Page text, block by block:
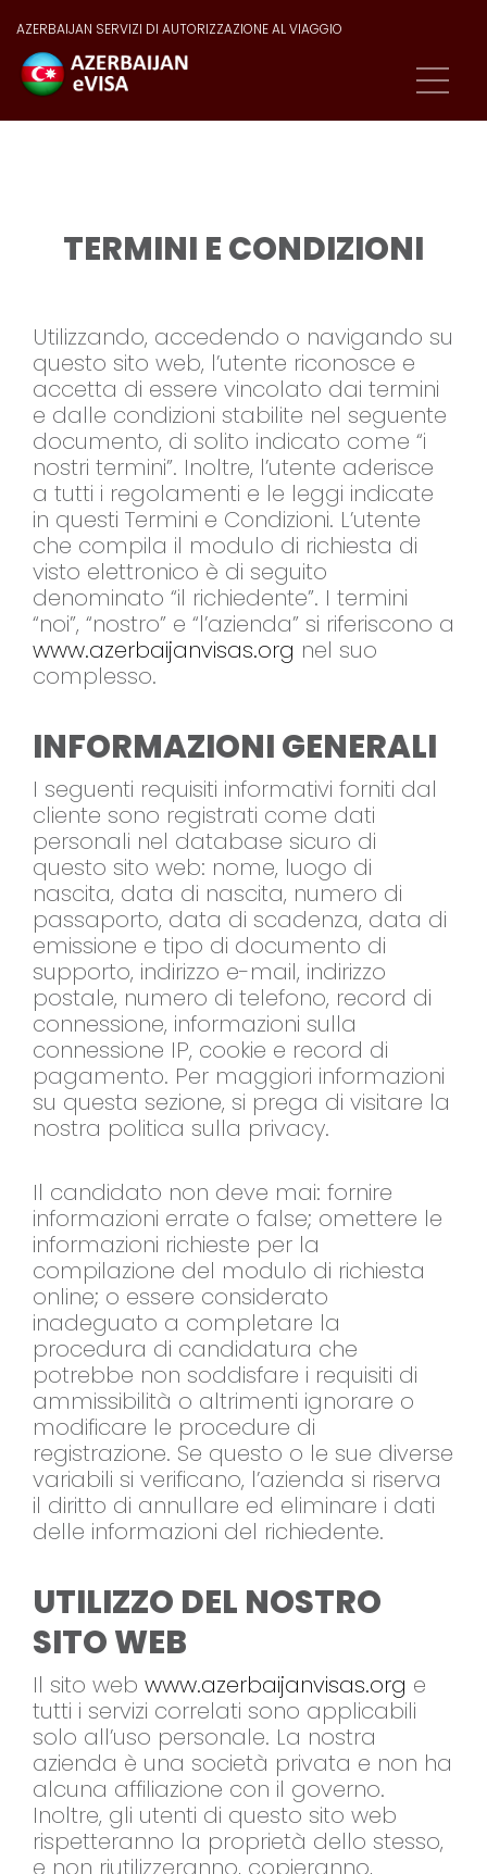
AZERBAIJAN SERVIZI DI AUTORIZZAZIONE AL VIAGGIO
TERMINI E CONDIZIONI
Utilizzando, accedendo o navigando su
questo sito web, l’utente riconosce e
accetta di essere vincolato dai termini
e dalle condizioni stabilite nel seguente
documento, di solito indicato come “i
nostri termini”. Inoltre, l’utente aderisce
a tutti i regolamenti e le leggi indicate
in questi Termini e Condizioni. L’utente
che compila il modulo di richiesta di
visto elettronico è di seguito
denominato “il richiedente”. I termini
“noi”, “nostro” e “l’azienda” si riferiscono a
www.azerbaijanvisas.org nel suo
complesso.
INFORMAZIONI GENERALI
I seguenti requisiti informativi forniti dal
cliente sono registrati come dati
personali nel database sicuro di
questo sito web: nome, luogo di
nascita, data di nascita, numero di
passaporto, data di scadenza, data di
emissione e tipo di documento di
supporto, indirizzo e-mail, indirizzo
postale, numero di telefono, record di
connessione, informazioni sulla
connessione IP, cookie e record di
pagamento. Per maggiori informazioni
su questa sezione, si prega di visitare la
nostra politica sulla privacy.
Il candidato non deve mai: fornire
informazioni errate o false; omettere le
informazioni richieste per la
compilazione del modulo di richiesta
online; o essere considerato
inadeguato a completare la
procedura di candidatura che
potrebbe non soddisfare i requisiti di
ammissibilità o altrimenti ignorare o
modificare le procedure di
registrazione. Se questo o le sue diverse
variabili si verificano, l’azienda si riserva
il diritto di annullare ed eliminare i dati
delle informazioni del richiedente.
UTILIZZO DEL NOSTRO
SITO WEB
Il sito web www.azerbaijanvisas.org e
tutti i servizi correlati sono applicabili
solo all’uso personale. La nostra
azienda è una società privata e non ha
alcuna affiliazione con il governo.
Inoltre, gli utenti di questo sito web
rispetteranno la proprietà dello stesso,
e non riutilizzeranno, copieranno,